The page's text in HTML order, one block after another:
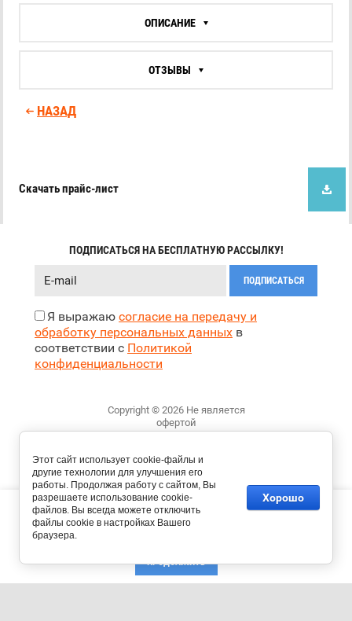
Этот сайт использует файлы cookie и метаданные. Продолжая
просматривать его, вы соглашаетесь на использование нами
файлов cookie и метаданных в соответствии с
ПРОДОЛЖИТЬ
Скачать прайс-лист
ОПИСАНИЕ
ОТЗЫВЫ
НАЗАД
ПОДПИСАТЬСЯ НА БЕСПЛАТНУЮ РАССЫЛКУ!
Я выражаю согласие на передачу и
обработку персональных данных в
соответствии с Политикой
конфиденциальности
ПОДПИСАТЬСЯ
Copyright © 2026 Не является
офертой
Политика конфиденциальности
Этот сайт использует cookie-файлы и
другие технологии для улучшения его
работы. Продолжая работу с сайтом, Вы
разрешаете использование cookie-
файлов. Вы всегда можете отключить
файлы cookie в настройках Вашего
браузера.
Хорошо